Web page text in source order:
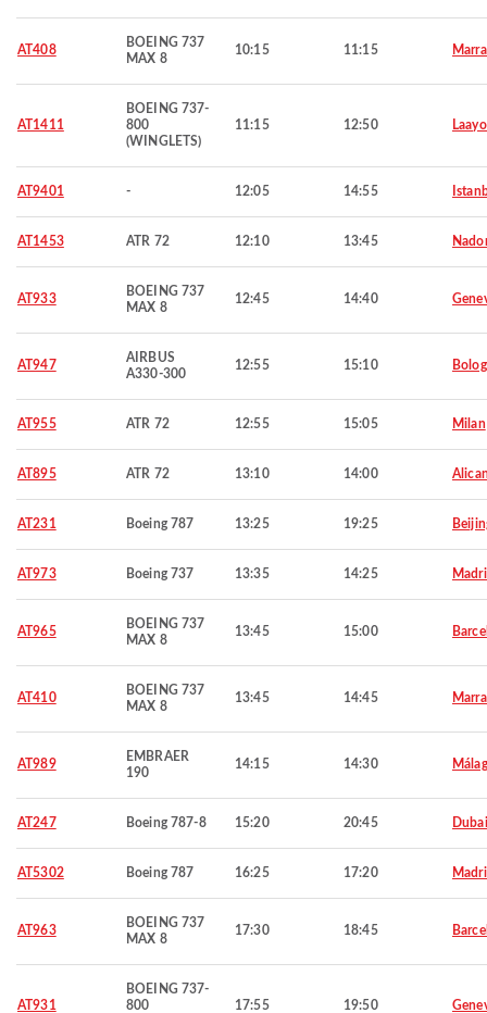
AT408
BOEING 737
MAX 8
10:15 11:15
AT1411
BOEING 737-
800
(WINGLETS)
11:15 12:50
AT9401 - 12:05 14:55
AT1453 ATR 72 12:10 13:45
AT933
BOEING 737
MAX 8
12:45 14:40
AT947
AIRBUS
A330-300
12:55 15:10
AT955 ATR 72 12:55 15:05 Milan
AT895 ATR 72 13:10 14:00
AT231 Boeing 787 13:25 19:25
AT973 Boeing 737 13:35 14:25
AT965
BOEING 737
MAX 8
13:45 15:00
AT410
BOEING 737
MAX 8
13:45 14:45
AT989
EMBRAER
190
14:15 14:30
AT247 Boeing 787-8 15:20 20:45 Dubai
AT5302 Boeing 787 16:25 17:20
AT963
BOEING 737
MAX 8
17:30 18:45
AT931
BOEING 737-
800
17:55 19:50